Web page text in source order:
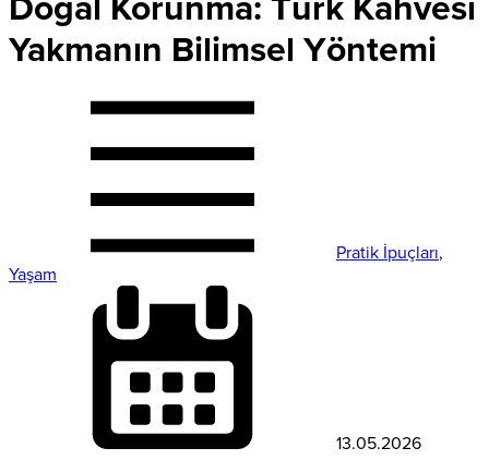
Doğal Korunma: Türk Kahvesi
Yakmanın Bilimsel Yöntemi
Pratik İpuçları,
Yaşam
13.05.2026